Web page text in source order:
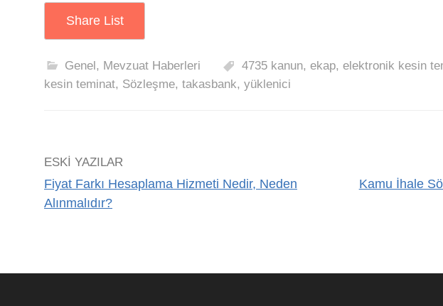
Share List
Genel, Mevzuat Haberleri 4735 kanun, ekap, elektronik kesin
kesin teminat, Sözleşme, takasbank, yüklenici
ESKI YAZILAR
Fiyat Farkı Hesaplama Hizmeti Nedir, Neden
Alınmalıdır?
Kamu İhale